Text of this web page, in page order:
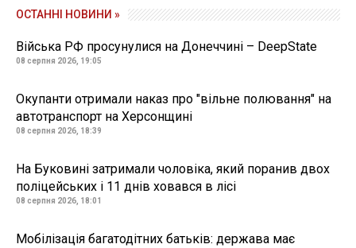
ОСТАННІ НОВИНИ »
Війська РФ просунулися на Донеччині – DeepState
08 серпня 2026, 19:05
Окупанти отримали наказ про "вільне полювання" на
автотранспорт на Херсонщині
08 серпня 2026, 18:39
На Буковині затримали чоловіка, який поранив двох
поліцейських і 11 днів ховався в лісі
08 серпня 2026, 18:01
Мобілізація багатодітних батьків: держава має